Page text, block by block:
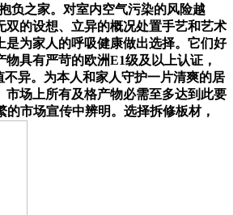
负之家。对室内空气污染的风险越
的设想、立异的概况处置手艺和艺术
为家人的呼吸健康做出选择。它们好
具有严苛的欧洲E1级及以上认证，
异。为本人和家人守护一片清爽的居
场上所有及格产物必需至多达到此要
市场宣传中辨明。选择拆修板材，